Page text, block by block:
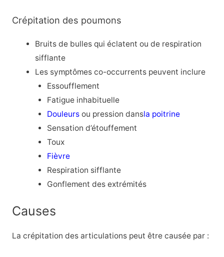
Crépitation des poumons
Bruits de bulles qui éclatent ou de respiration
sifflante
Les symptômes co-occurrents peuvent inclure
Essoufflement
Fatigue inhabituelle
Douleursou pression dansla poitrine
Sensation d’étouffement
Toux
Fièvre
Respiration sifflante
Gonflement des extrémités
Causes
La crépitation des articulations peut être causée par :